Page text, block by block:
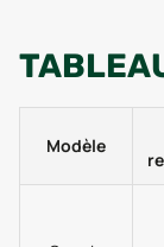
Modèle